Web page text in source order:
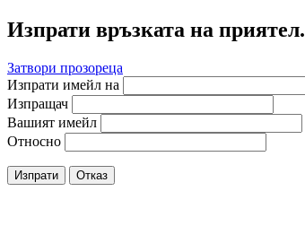
Изпрати връзката на приятел.
Затвори прозореца
Изпрати имейл на
Изпращач
Вашият имейл
Относно
Изпрати Отказ